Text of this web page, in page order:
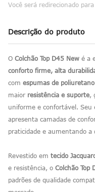
Você será redirecionado
Descrição do produto
O Colchão Top D45 New é a
conforto firme, alta
com espumas de
maior resistência e suporte,
uniforme e confortável. Seu
apresenta camadas de
praticidade e aumentando a
Revestido em tecido
e resistência, o Colchão Top
padrões de qualidade